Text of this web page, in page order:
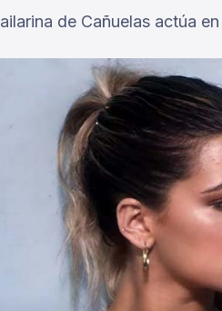
de Cañuelas actúa